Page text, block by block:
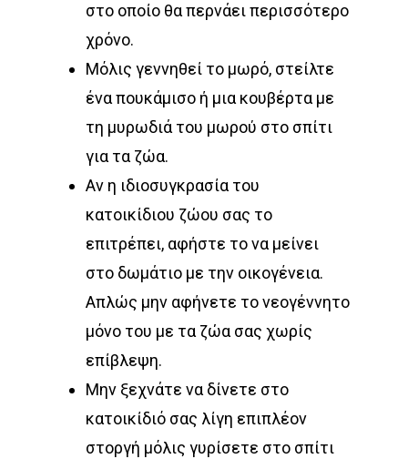
στο οποίο θα περνάει περισσότερο
χρόνο.
Μόλις γεννηθεί το μωρό, στείλτε
ένα πουκάμισο ή μια κουβέρτα με
τη μυρωδιά του μωρού στο σπίτι
για τα ζώα.
Αν η ιδιοσυγκρασία του
κατοικίδιου ζώου σας το
επιτρέπει, αφήστε το να μείνει
στο δωμάτιο με την οικογένεια.
Απλώς μην αφήνετε το νεογέννητο
μόνο του με τα ζώα σας χωρίς
επίβλεψη.
Μην ξεχνάτε να δίνετε στο
κατοικίδιό σας λίγη επιπλέον
στοργή μόλις γυρίσετε στο σπίτι